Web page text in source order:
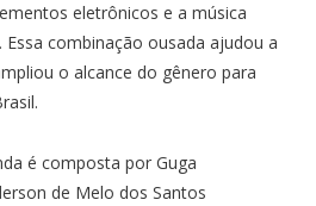
eletrônicos e a música
combinação ousada ajudou a
o alcance do gênero para
é composta por Guga
de Melo dos Santos